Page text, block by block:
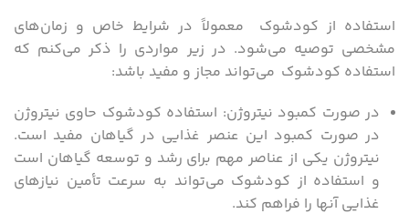
استفاده از کودشوک معمولاً در شرایط خاص و زمان‌های
مشخصی توصیه می‌شود. در زیر مواردی را ذکر می‌کنم که
استفاده کودشوک می‌تواند مجاز و مفید باشد:
در صورت کمبود نیتروژن: استفاده کودشوک حاوی نیتروژن
در صورت کمبود این عنصر غذایی در گیاهان مفید است.
نیتروژن یکی از عناصر مهم برای رشد و توسعه گیاهان است
و استفاده از کودشوک می‌تواند به سرعت تأمین نیازهای
غذایی آنها را فراهم کند.